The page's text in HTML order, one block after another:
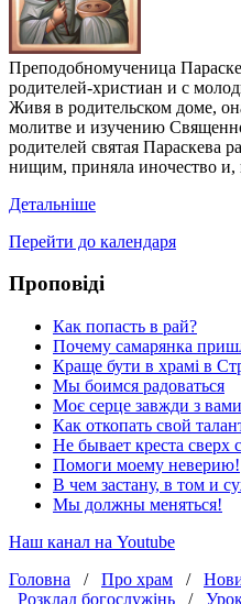
Преподобномученица
родителей-христиан и с
Живя в родительском доме,
молитве и изучению
родителей святая Параскева
нищим, приняла иночество
Детальніше
Перейти до календаря
Проповіді
Как попасть в рай?
Почему самарянка
Краще бути в храмі в
Мы боимся радоваться
Моє серце завжди з вами
Как откопать свой
Не бывает креста сверх
Помоги моему неверию!
В чем застану, в том и
Мы должны меняться!
Наш канал на Youtube
Головна / Про храм /
Розклад богослужінь /